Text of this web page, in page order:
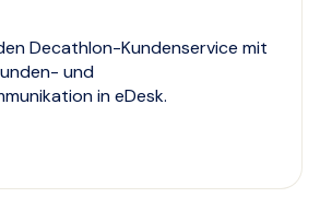
Decathlon-Kundenservice mit
und
in eDesk.